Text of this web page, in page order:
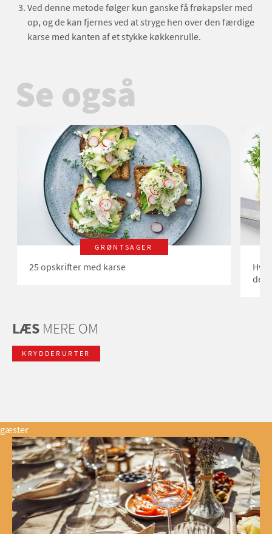
Ved denne metode følger kun ganske få frøkapsler med
op, og de kan fjernes ved at stryge hen over den færdige
karse med kanten af et stykke køkkenrulle.
Se også
GRØNTSAGER
25 opskrifter med karse
den?
LÆS MERE OM
KRYDDERURTER
gæster